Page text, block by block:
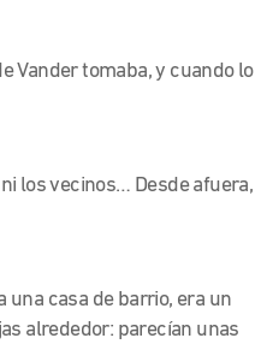
Vander tomaba, y cuando lo
los vecinos… Desde afuera,
una casa de barrio, era un
alrededor: parecían unas